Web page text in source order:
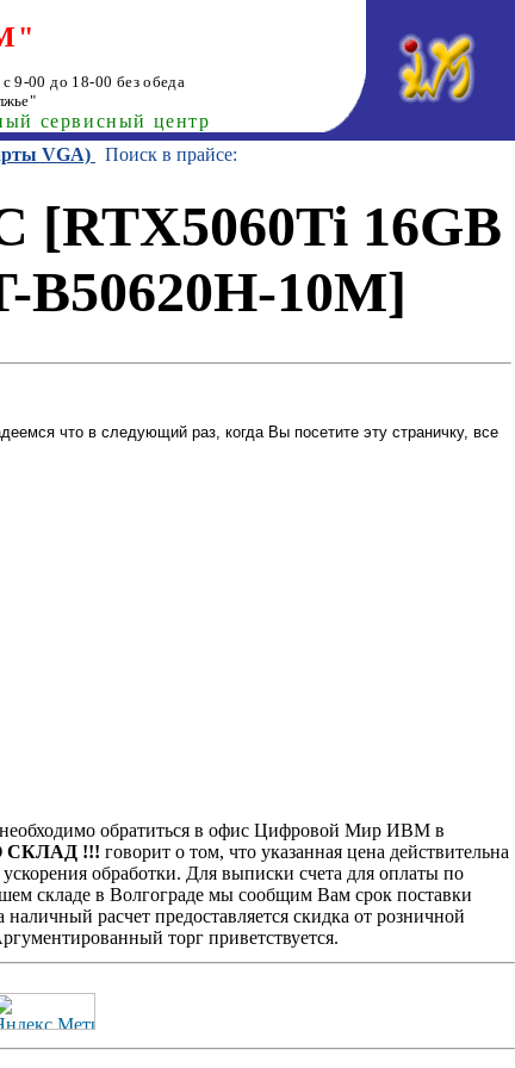
9-00 до 18-00 без обеда
сервисный центр
VGA) Поиск в прайсе:
[RTX5060Ti 16GB
10M]
что в следующий раз, когда Вы посетите эту страничку, все
обратиться в офис Цифровой Мир ИВМ в
СКЛАД !!! говорит о том, что указанная цена действительна
обработки. Для выписки счета для оплаты по
складе в Волгограде мы сообщим Вам срок поставки
расчет предоставляется скидка от розничной
торг приветствуется.